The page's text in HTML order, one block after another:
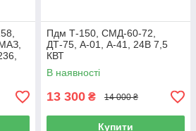
Пдм Т-150, СМД-60-72,
ДТ-75, А-01, А-41, 24В 7,5
КВТ
В наявності
13 300 ₴ 14 000 ₴
Купити